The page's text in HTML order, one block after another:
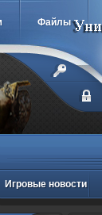
Файлы
Игровые новости